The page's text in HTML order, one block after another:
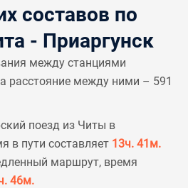
составов по
- Приаргунск
между станциями
расстояние между ними – 591
поезд из Читы в
в пути составляет 13ч. 41м.
маршрут, время
46м.